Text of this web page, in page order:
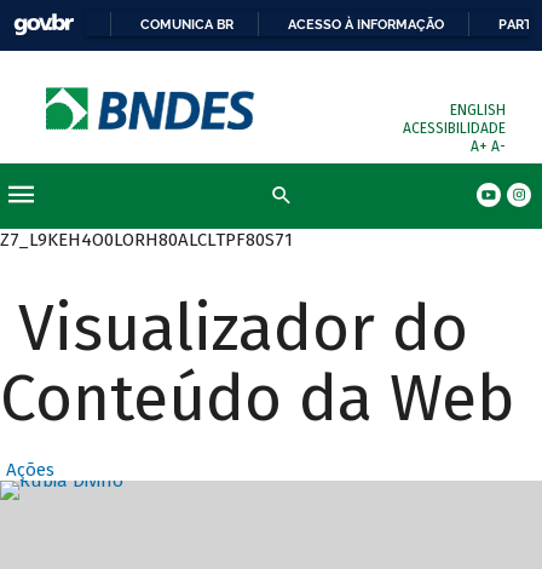
COMUNICA BR ACESSO À INFORMAÇÃO
ENGLISH
ACESSIBILIDADE
A+ A-
Z7_L9KEH4O0LORH80ALCLTPF80S71
Visualizador do
Conteúdo da Web
Ações
Destaques